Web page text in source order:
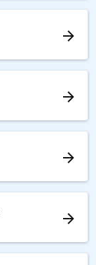
arrow_forward
arrow_forward
arrow_forward
arrow_forward